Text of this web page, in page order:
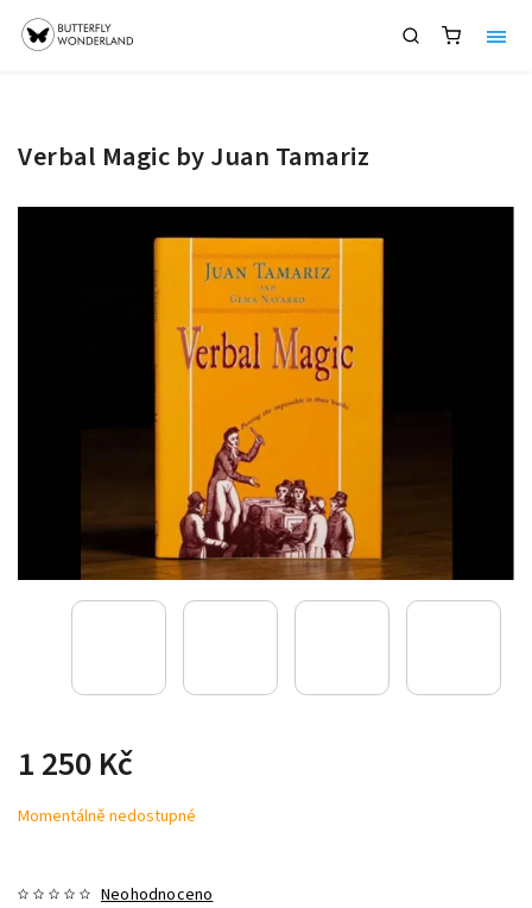
Verbal Magic by Juan Tamariz
1 250 Kč
Momentálně nedostupné
Neohodnoceno